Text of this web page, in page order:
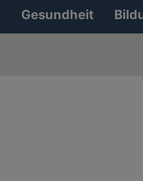
Gesundheit